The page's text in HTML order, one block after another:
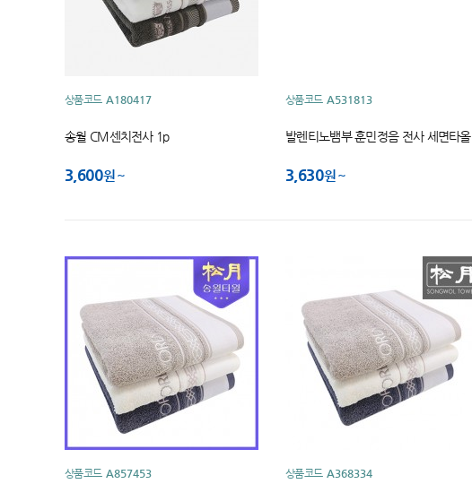
상품코드 A180417
송월 CM센치전사 1p
3,600원
상품코드 A531813
발렌티노뱀부 훈민정음 전사 세면타올
3,630원
상품코드 A857453 상품코드 A368334